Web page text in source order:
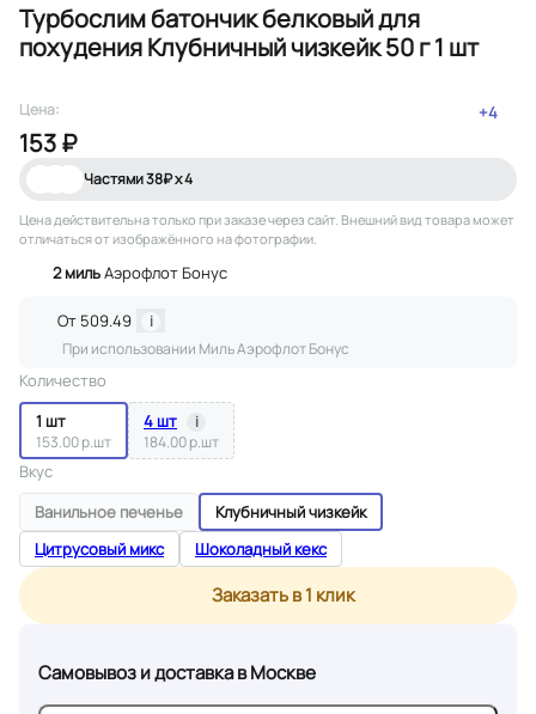
Турбослим батончик белковый для
похудения Клубничный чизкейк 50 г 1 шт
Цена: +4
153 ₽
Частями38₽ х 4
Цена действительна только при заказе через сайт. Внешний вид товара может
отличаться от изображённого на фотографии.
2мильАэрофлот Бонус
От 509.49
i
При использовании Миль Аэрофлот Бонус
Количество
1 шт
153.00 р.шт
4 шт
i
184.00 р.шт
Вкус
Ванильное печенье
Клубничный чизкейк
Цитрусовый микс
Шоколадный кекс
Заказать в 1 клик
Самовывоз и доставкав Москве